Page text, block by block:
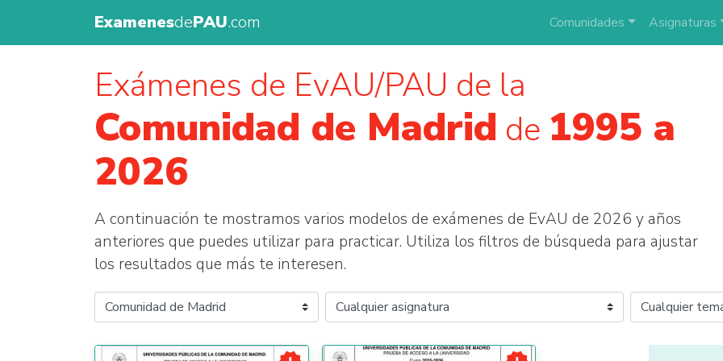
ExamenesdePAU.com Comunidades Asignaturas
Exámenes de EvAU/PAU de la
Comunidad de Madrid de 1995 a
2026
A continuación te mostramos varios modelos de exámenes de EvAU de 2026 y años
anteriores que puedes utilizar para practicar. Utiliza los filtros de búsqueda para ajustar
los resultados que más te interesen.